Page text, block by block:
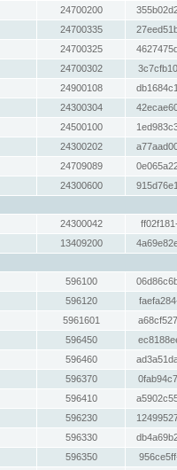
24700200
24700335
24700325
24700302
24900108
24300304
24500100
24300202
24709089
24300600
24300042
13409200
596100
596120
5961601
596450
596460
596370
596410
596230
596330
596350